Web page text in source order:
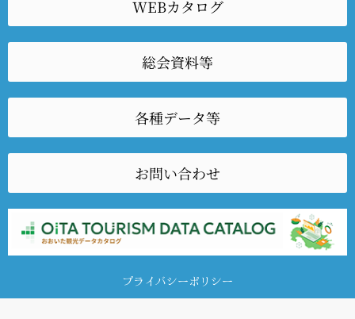
WEBカタログ
総会資料等
各種データ等
お問い合わせ
プライバシーポリシー